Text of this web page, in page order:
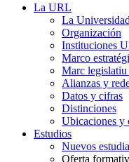
La URL
La Universidad
Organización
Instituciones
Marco
Marc
Alianzas y
Datos y cifras
Distinciones
Ubicaciones y
Estudios
Nuevos
Oferta